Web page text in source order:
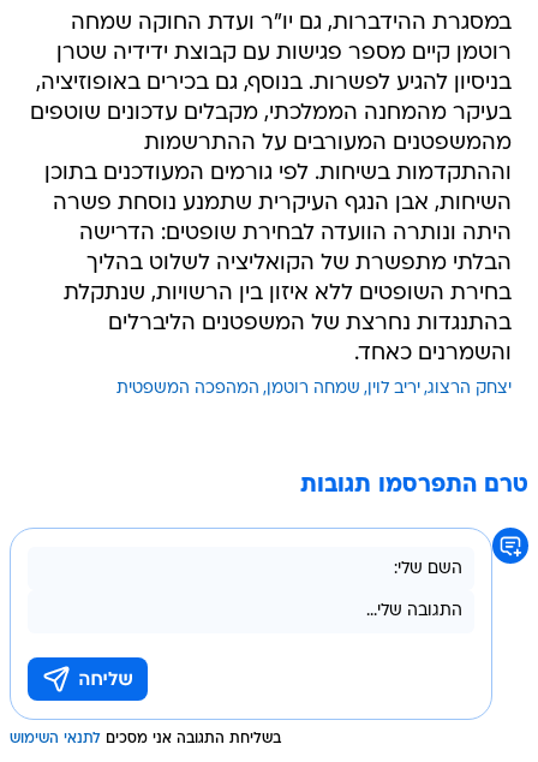
במסגרת ההידברות, גם יו"ר ועדת החוקה שמחה
רוטמן קיים מספר פגישות עם קבוצת ידידיה שטרן
בניסיון להגיע לפשרות. בנוסף, גם בכירים באופוזיציה,
בעיקר מהמחנה הממלכתי, מקבלים עדכונים שוטפים
מהמשפטנים המעורבים על ההתרשמות
וההתקדמות בשיחות. לפי גורמים המעודכנים בתוכן
השיחות, אבן הנגף העיקרית שתמנע נוסחת פשרה
היתה ונותרה הוועדה לבחירת שופטים: הדרישה
הבלתי מתפשרת של הקואליציה לשלוט בהליך
בחירת השופטים ללא איזון בין הרשויות, שנתקלת
בהתנגדות נחרצת של המשפטנים הליברלים
והשמרנים כאחד.
יצחק הרצוג יריב לוין שמחה רוטמן המהפכה המשפטית
טרם התפרסמו תגובות
בשליחת התגובה אני מסכים לתנאי השימוש